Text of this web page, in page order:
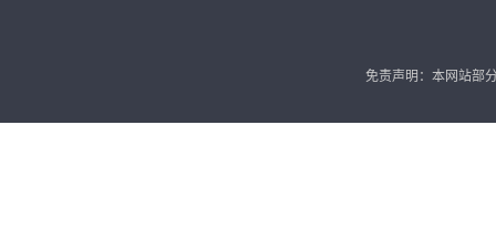
免责声明：本网站部